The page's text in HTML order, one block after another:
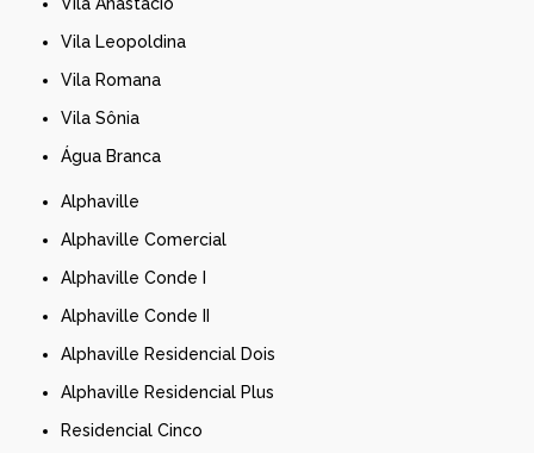
Vila Leopoldina
Vila Romana
Vila Sônia
Água Branca
Alphaville
Alphaville Comercial
Alphaville Conde I
Alphaville Conde II
Alphaville Residencial Dois
Alphaville Residencial Plus
Residencial Cinco